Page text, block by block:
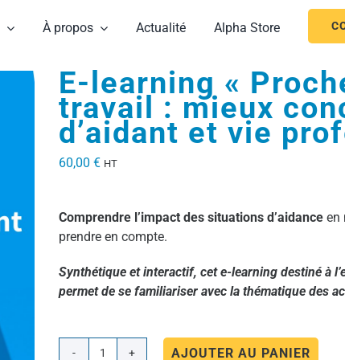
À propos Actualité Alpha Store
E-learning «
travail : mieux
d’aidant et vie
60,00 € HT
Comprendre l’impact des situations d’aidance en
prendre en compte.
Synthétique et interactif, cet e-learning destiné à
permet de se familiariser avec la thématique des
AJOUTER AU PANIER